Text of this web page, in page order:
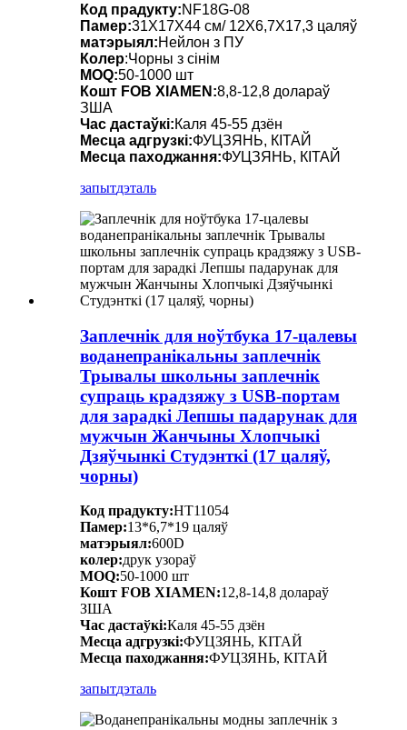
Код прадукту:NF18G-08
Памер:31X17X44 см/ 12X6,7X17,3 цаляў
матэрыял:Нейлон з ПУ
Колер:Чорны з сінім
MOQ:50-1000 шт
Кошт FOB XIAMEN:8,8-12,8 долараў
ЗША
Час дастаўкі:Каля 45-55 дзён
Месца адгрузкі:ФУЦЗЯНЬ, КІТАЙ
Месца паходжання:ФУЦЗЯНЬ, КІТАЙ
запытдэталь
Заплечнік для ноўтбука 17-цалевы
воданепранікальны заплечнік
Трывалы школьны заплечнік
супраць крадзяжу з USB-портам
для зарадкі Лепшы падарунак для
мужчын Жанчыны Хлопчыкі
Дзяўчынкі Студэнткі (17 цаляў,
чорны)
Код прадукту:HT11054
Памер:13*6,7*19 цаляў
матэрыял:600D
колер:друк узораў
MOQ:50-1000 шт
Кошт FOB XIAMEN:12,8-14,8 долараў
ЗША
Час дастаўкі:Каля 45-55 дзён
Месца адгрузкі:ФУЦЗЯНЬ, КІТАЙ
Месца паходжання:ФУЦЗЯНЬ, КІТАЙ
запытдэталь